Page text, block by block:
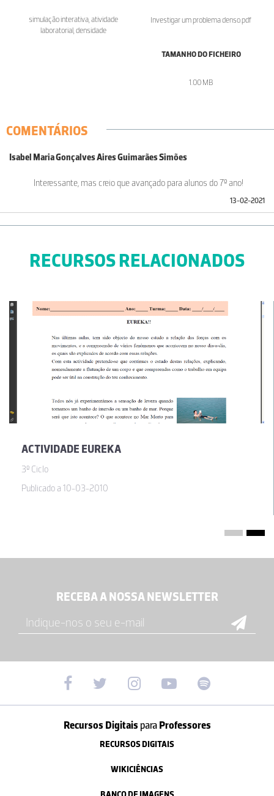
simulação interativa, atividade
laboratorial, densidade
Investigar um problema denso.pdf
TAMANHO DO FICHEIRO
1.00 MB
COMENTÁRIOS
Isabel Maria Gonçalves Aires Guimarães Simões
Interessante, mas creio que avançado para alunos do 7º ano!
13-02-2021
RECURSOS RELACIONADOS
ACTIVIDADE EUREKA
3º Ciclo
Publicado a 10-03-2010
RECEBA A NOSSA NEWSLETTER
Recursos Digitais paraProfessores
RECURSOS DIGITAIS
WIKICIÊNCIAS